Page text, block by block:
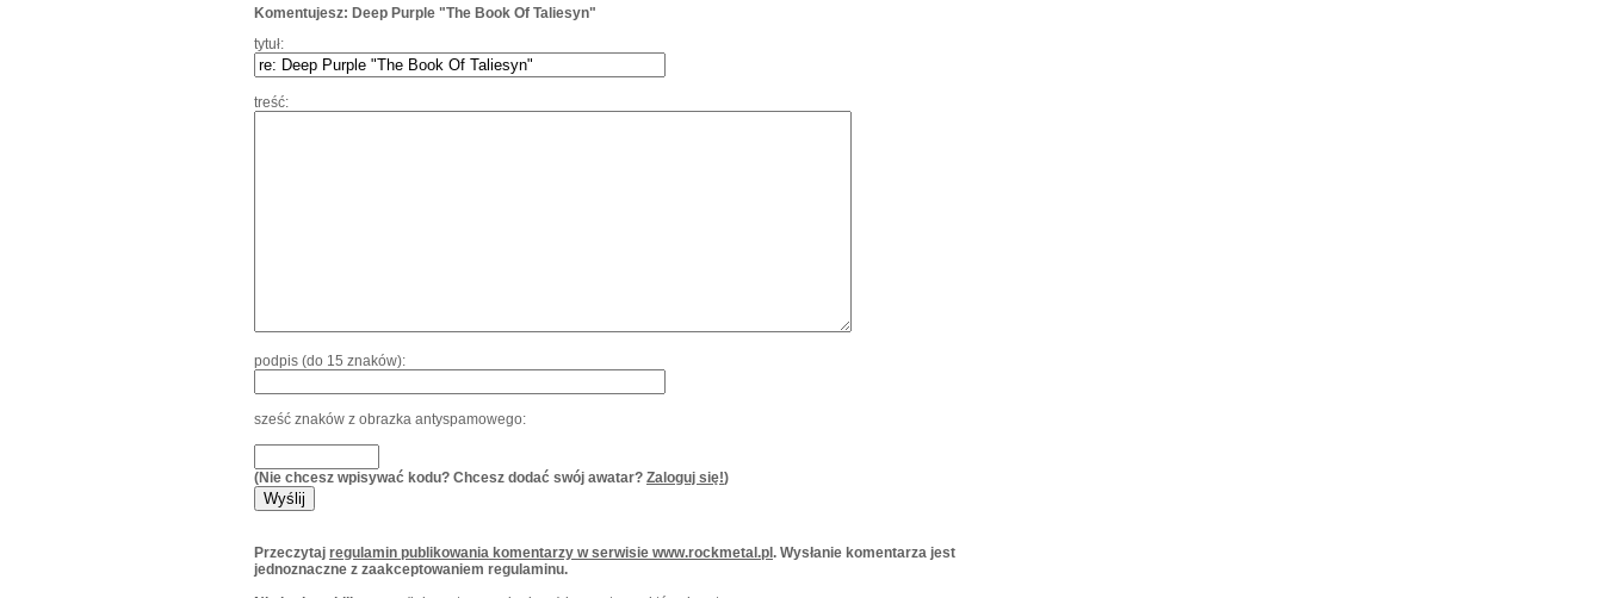
Komentujesz: Deep Purple "The Book Of Taliesyn"
tytuł:
treść:
podpis (do 15 znaków):
sześć znaków z obrazka antyspamowego:
(Nie chcesz wpisywać kodu? Chcesz dodać swój awatar? Zaloguj się!)
Przeczytaj regulamin publikowania komentarzy w serwisie www.rockmetal.pl . Wysłanie komentarza jest
jednoznaczne z zaakceptowaniem regulaminu.